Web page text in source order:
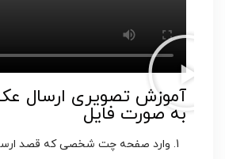
آموزش تصویری ارسال
به صورت فایل
وارد صفحه چت شخصی که قصد